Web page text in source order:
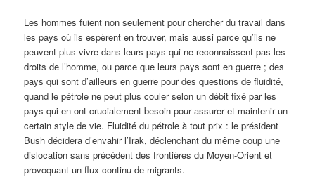
Les hommes fuient non seulement pour chercher du travail dans
les pays où ils espèrent en trouver, mais aussi parce qu’ils ne
peuvent plus vivre dans leurs pays qui ne reconnaissent pas les
droits de l’homme, ou parce que leurs pays sont en guerre ; des
pays qui sont d’ailleurs en guerre pour des questions de fluidité,
quand le pétrole ne peut plus couler selon un débit fixé par les
pays qui en ont crucialement besoin pour assurer et maintenir un
certain style de vie. Fluidité du pétrole à tout prix : le président
Bush décidera d’envahir l’Irak, déclenchant du même coup une
dislocation sans précédent des frontières du Moyen-Orient et
provoquant un flux continu de migrants.